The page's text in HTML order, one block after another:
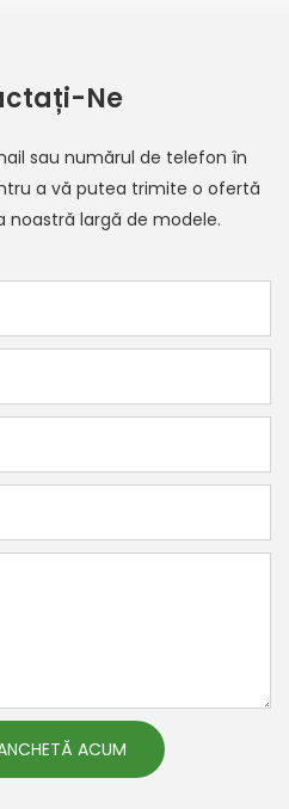
Ne
sau numărul de telefon în
a vă putea trimite o ofertă
largă de modele.
ACUM